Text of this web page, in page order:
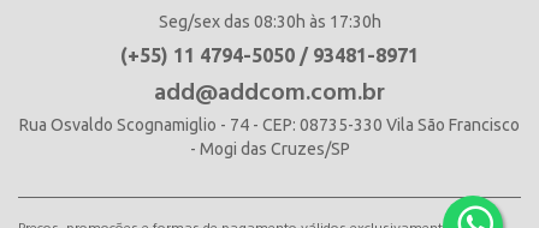
Seg/sex das 08:30h às 17:30h
(+55) 11 4794-5050 / 93481-8971
add@addcom.com.br
Rua Osvaldo Scognamiglio - 74 - CEP: 08735-330 Vila São Francisco
- Mogi das Cruzes/SP